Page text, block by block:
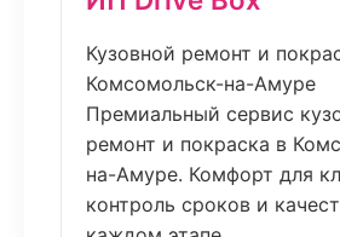
Кузовной ремонт и
Комсомольск-на-Амуре
Премиальный сервис
ремонт и покраска в
на-Амуре. Комфорт для
контроль сроков и